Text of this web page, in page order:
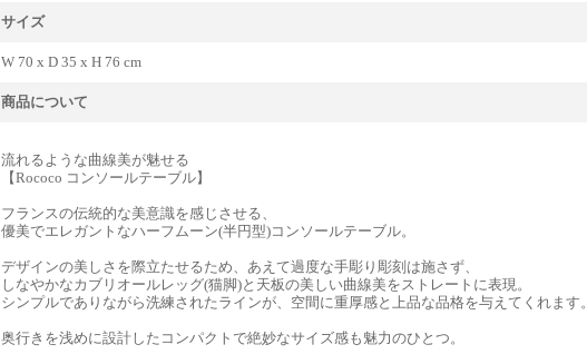
サイズ
W 70 x D 35 x H 76 cm
商品について
流れるような曲線美が魅せる
【Rococo コンソールテーブル】
フランスの伝統的な美意識を感じさせる、
優美でエレガントなハーフムーン(半円型)コンソールテーブル。
デザインの美しさを際立たせるため、あえて過度な手彫り彫刻は施さず、
しなやかなカブリオールレッグ(猫脚)と天板の美しい曲線美をストレートに表現。
シンプルでありながら洗練されたラインが、空間に重厚感と上品な品格を与えてくれます。
奥行きを浅めに設計したコンパクトで絶妙なサイズ感も魅力のひとつ。